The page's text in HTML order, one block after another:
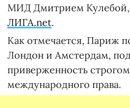
МИД Дмитрием Кулебой,
ЛИГА.net.
Как отмечается, Париж
Лондон и Амстердам,
приверженность
международного права.